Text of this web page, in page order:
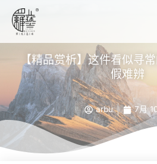
【精品赏析】这件看似寻
假难辨
arbu 7月